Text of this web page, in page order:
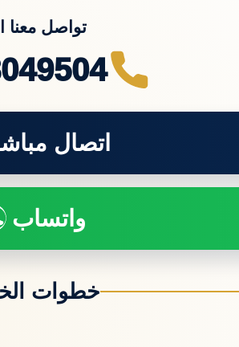
تواصل معنا
اتصال
واتساب
خطوات